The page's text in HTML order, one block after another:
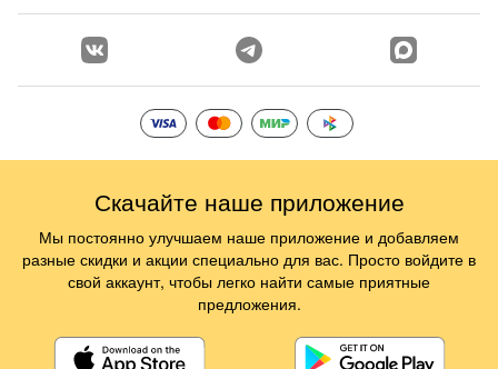
Скачайте наше приложение
Мы постоянно улучшаем наше приложение и добавляем
разные скидки и акции специально для вас. Просто войдите в
свой аккаунт, чтобы легко найти самые приятные
предложения.